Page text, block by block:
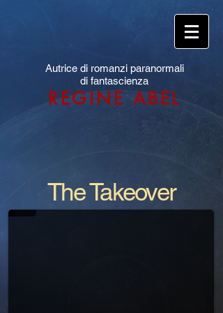
Autrice di romanzi paranormali
di fantascienza
REGINE ABEL
The Takeover